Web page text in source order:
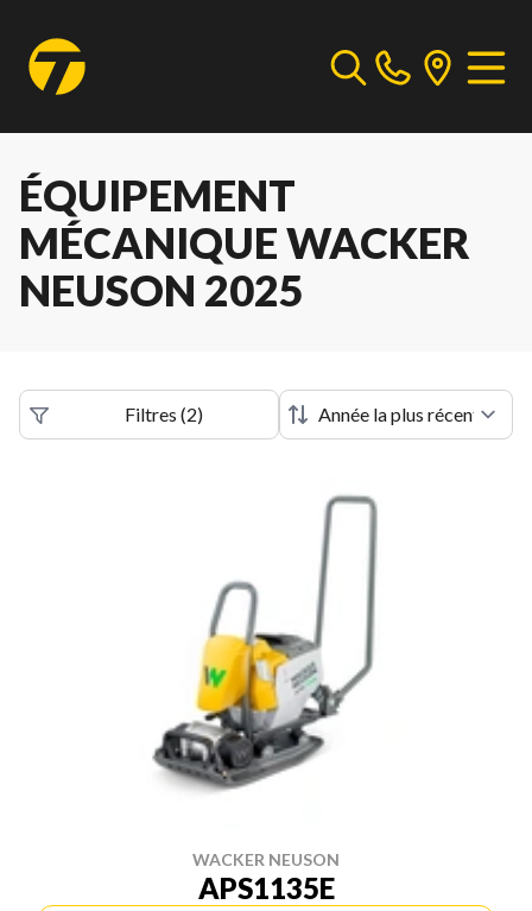
ÉQUIPEMENT
MÉCANIQUE WACKER
NEUSON 2025
Filtres (2)
WACKER NEUSON
APS1135E